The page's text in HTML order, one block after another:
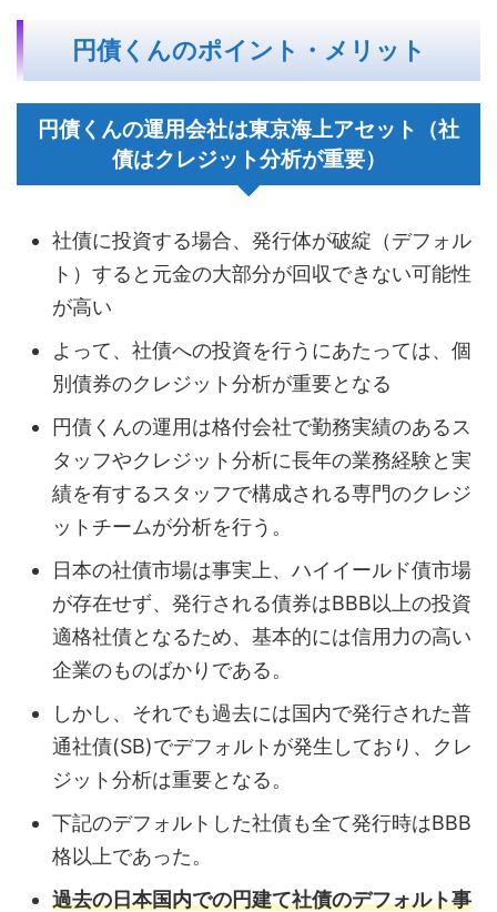
円債くんのポイント・メリット
円債くんの運用会社は東京海上アセット（社
債はクレジット分析が重要）
社債に投資する場合、発行体が破綻（デフォル
ト）すると元金の大部分が回収できない可能性
が高い
よって、社債への投資を行うにあたっては、個
別債券のクレジット分析が重要となる
円債くんの運用は格付会社で勤務実績のあるス
タッフやクレジット分析に長年の業務経験と実
績を有するスタッフで構成される専門のクレジ
ットチームが分析を行う。
日本の社債市場は事実上、ハイイールド債市場
が存在せず、発行される債券はBBB以上の投資
適格社債となるため、基本的には信用力の高い
企業のものばかりである。
しかし、それでも過去には国内で発行された普
通社債(SB)でデフォルトが発生しており、クレ
ジット分析は重要となる。
下記のデフォルトした社債も全て発行時はBBB
格以上であった。
過去の日本国内での円建て社債のデフォルト事